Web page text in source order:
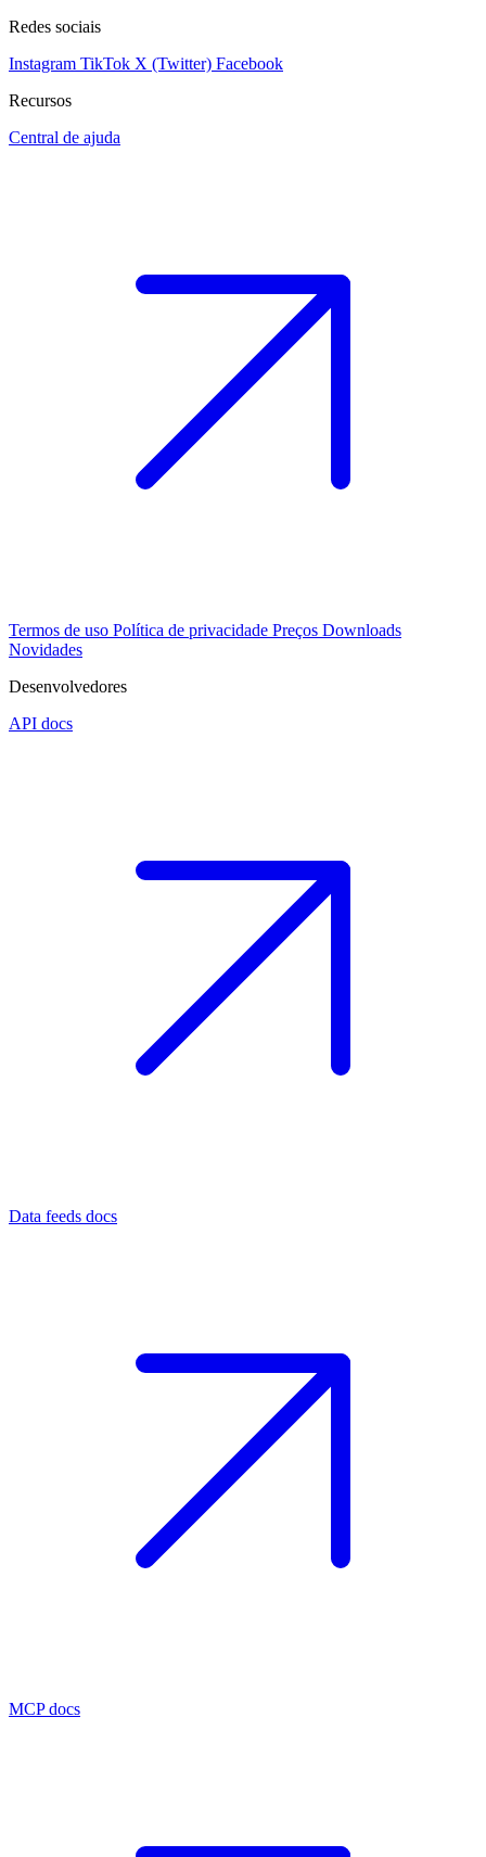
Redes sociais
Instagram TikTok X (Twitter) Facebook
Recursos
Central de ajuda
Termos de uso Política de privacidade Preços Downloads
Novidades
Desenvolvedores
API docs
Data feeds docs
MCP docs